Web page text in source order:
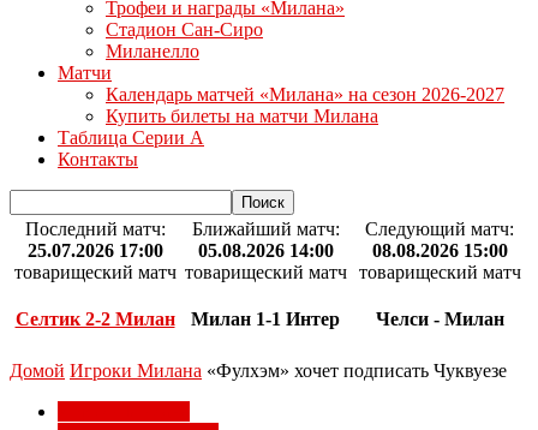
Трофеи и награды «Милана»
Стадион Сан-Сиро
Миланелло
Матчи
Календарь матчей «Милана» на сезон 2026-2027
Купить билеты на матчи Милана
Таблица Серии А
Контакты
Последний матч:
25.07.2026 17:00
товарищеский матч
Селтик 2-2 Милан
Ближайший матч:
05.08.2026 14:00
товарищеский матч
Милан 1-1 Интер
Следующий матч:
08.08.2026 15:00
товарищеский матч
Челси - Милан
Домой Игроки Милана «Фулхэм» хочет подписать Чуквуезе